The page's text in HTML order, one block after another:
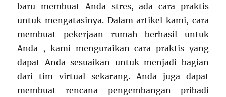
baru membuat Anda stres, ada cara praktis
untuk mengatasinya. Dalam artikel kami, cara
membuat pekerjaan rumah berhasil untuk
Anda , kami menguraikan cara praktis yang
dapat Anda sesuaikan untuk menjadi bagian
dari tim virtual sekarang. Anda juga dapat
membuat rencana pengembangan pribadi